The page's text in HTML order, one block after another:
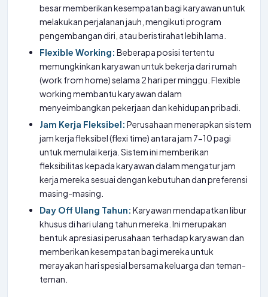
besar memberikan kesempatan bagi karyawan untuk
melakukan perjalanan jauh, mengikuti program
pengembangan diri, atau beristirahat lebih lama.
Flexible Working: Beberapa posisi tertentu
memungkinkan karyawan untuk bekerja dari rumah
(work from home) selama 2 hari per minggu. Flexible
working membantu karyawan dalam
menyeimbangkan pekerjaan dan kehidupan pribadi.
Jam Kerja Fleksibel: Perusahaan menerapkan sistem
jam kerja fleksibel (flexi time) antara jam 7-10 pagi
untuk memulai kerja. Sistem ini memberikan
fleksibilitas kepada karyawan dalam mengatur jam
kerja mereka sesuai dengan kebutuhan dan preferensi
masing-masing.
Day Off Ulang Tahun: Karyawan mendapatkan libur
khusus di hari ulang tahun mereka. Ini merupakan
bentuk apresiasi perusahaan terhadap karyawan dan
memberikan kesempatan bagi mereka untuk
merayakan hari spesial bersama keluarga dan teman-
teman.